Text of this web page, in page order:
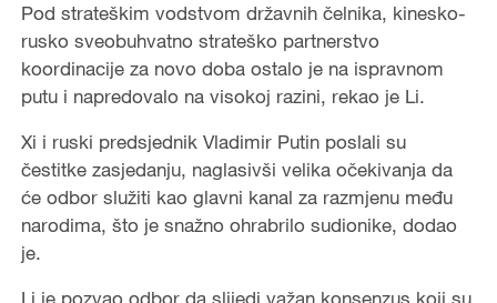
Pod strateškim vodstvom državnih čelnika, kinesko-
rusko sveobuhvatno strateško partnerstvo
koordinacije za novo doba ostalo je na ispravnom
putu i napredovalo na visokoj razini, rekao je Li.
Xi i ruski predsjednik Vladimir Putin poslali su
čestitke zasjedanju, naglasivši velika očekivanja da
će odbor služiti kao glavni kanal za razmjenu među
narodima, što je snažno ohrabrilo sudionike, dodao
je.